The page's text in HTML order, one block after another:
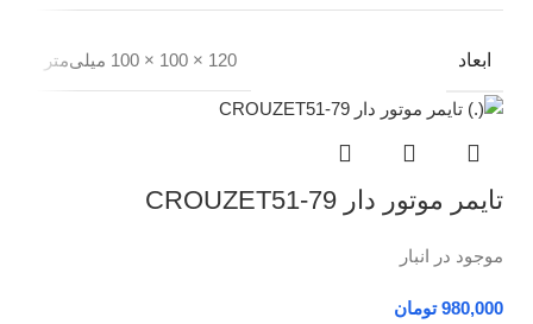
ابعاد 120 × 100 × 100 میلی‌متر
تایمر موتور دار CROUZET51-79
موجود در انبار
تومان